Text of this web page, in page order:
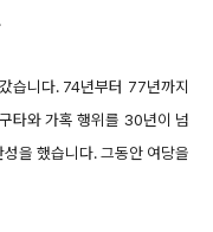
습니다. 74년부터 77년까지
타와 가혹 행위를 30년이 넘
을 했습니다. 그동안 여당을